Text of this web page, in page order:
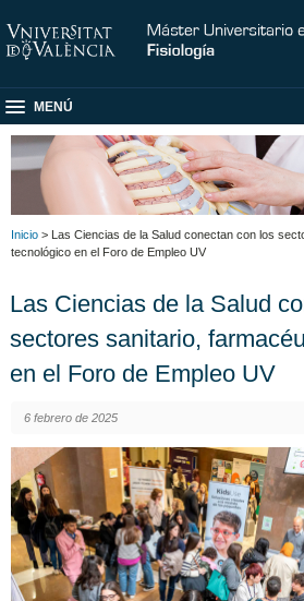
MENÚ
Inicio > Las Ciencias de la Salud conectan con los
tecnológico en el Foro de Empleo UV
Las Ciencias de la Salud
sectores sanitario,
en el Foro de Empleo UV
6 febrero de 2025